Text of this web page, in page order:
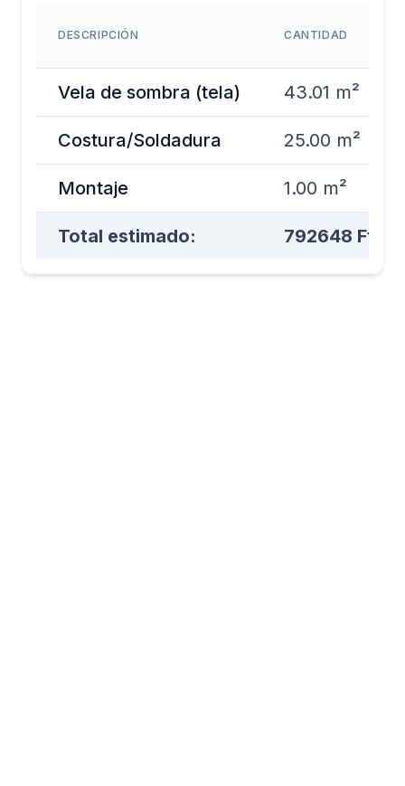
DESCRIPCIÓN CANTIDAD
Vela de sombra (tela) 43.01 m²
Costura/Soldadura 25.00 m²
Montaje 1.00 m²
Total estimado: 792648 Ft